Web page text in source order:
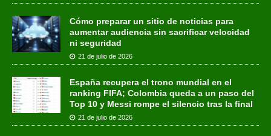
Cómo preparar un sitio de noticias para
aumentar audiencia sin sacrificar velocidad
ni seguridad
21 de julio de 2026
España recupera el trono mundial en el
ranking FIFA; Colombia queda a un paso del
Top 10 y Messi rompe el silencio tras la final
21 de julio de 2026